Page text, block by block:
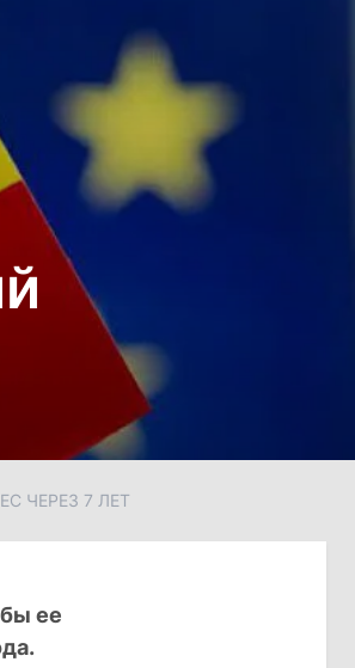
ЧЕРЕЗ 7 ЛЕТ
ее